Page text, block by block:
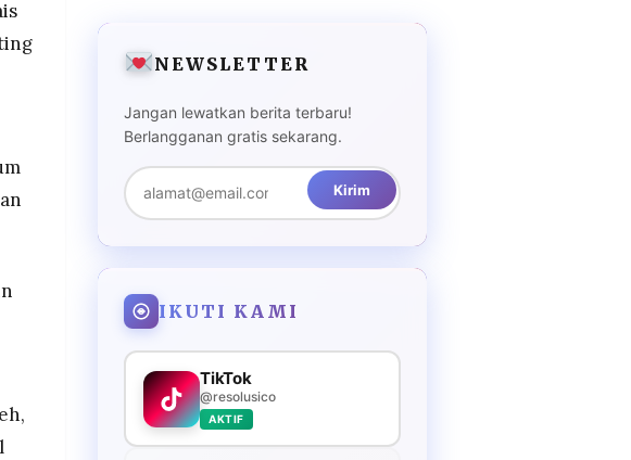
NEWSLETTER
Jangan lewatkan berita terbaru!
Berlangganan gratis sekarang.
Kirim
IKUTI KAMI
TikTok
@resolusico
AKTIF